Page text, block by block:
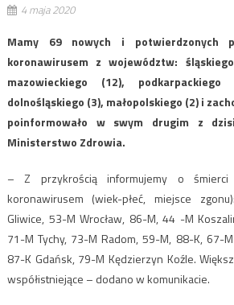
4 maja 2020
Mamy 69 nowych i potwierdzonych
koronawirusem z województw:
mazowieckiego (12),
dolnośląskiego (3), małopolskiego (2) i
poinformowało w swym drugim z
Ministerstwo Zdrowia.
– Z przykrością informujemy o
koronawirusem (wiek-płeć, miejsce
Gliwice, 53-M Wrocław, 86-M, 44 -M
71-M Tychy, 73-M Radom, 59-M, 88-K, 67-
87-K Gdańsk, 79-M Kędzierzyn Koźle.
współistniejące – dodano w komunikacie.